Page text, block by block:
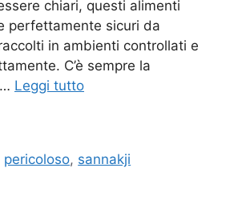
chiari, questi alimenti
perfettamente sicuri da
in ambienti controllati e
C’è sempre la
Leggi tutto
pericoloso, sannakji